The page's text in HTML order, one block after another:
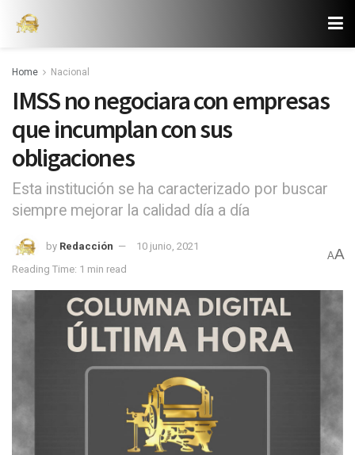
Home Nacional
IMSS no negociara con empresas
que incumplan con sus
obligaciones
Esta institución se ha caracterizado por buscar
siempre mejorar la calidad día a día
by Redacción
10 junio, 2021
Reading Time: 1 min read
AA